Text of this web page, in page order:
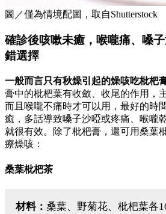
圖／僅為情境配圖，取自Shutterstock
確診後咳嗽未癒，喉嚨痛、嗓
錯選擇
一般而言只有秋燥引起的燥咳吃枇杷
膏中的枇杷葉有收斂、收尾的作用，
而且喉嚨不痛時才可以用，最好的時
癒，多話導致嗓子沙啞或疼痛、喉嚨
就很有效。
除了枇杷膏，還可用桑葉
療燥咳：
桑葉枇杷茶
材料： 桑葉、野菊花、枇杷葉各